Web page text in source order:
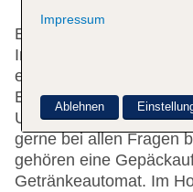
Erbaut wurde dieses
In den 169
einen entspannten
Englischsprachiges
Uhr besetzten
gerne bei allen Fragen
gehören eine
Getränkeautomat. Im
Impressum
Ablehnen